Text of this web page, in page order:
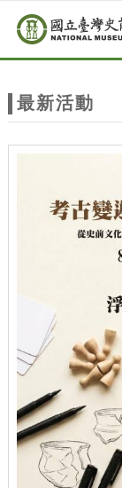
站
主
跳到主要內容
網站導覽
最新活動